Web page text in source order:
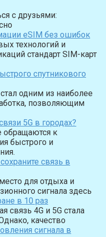
с друзьями:
eSIM без ошибок
технологий и
стандарт SIM-карт
спутникового
одним из наиболее
позволяющим
5G в городах?
обращаются к
быстрого и
связь в
для отдыха и
сигнала здесь
в 10 раз
связь 4G и 5G стала
качество
сигнала в